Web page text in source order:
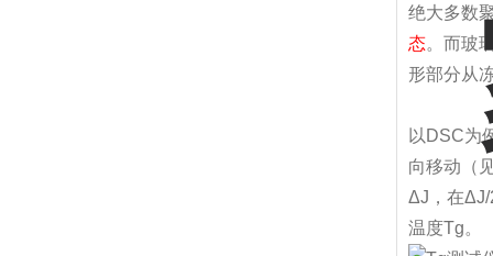
绝大多数
态。而玻
形部分从
以DSC为
向移动（
ΔJ，在ΔJ/
温度Tg。